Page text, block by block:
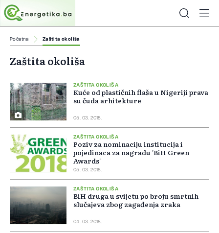
Početna Zaštita okoliša
Zaštita okoliša
ZAŠTITA OKOLIŠA
Kuće od plastičnih flaša u Nigeriji prava
su čuda arhitekture
05. 03. 2018.
ZAŠTITA OKOLIŠA
Poziv za nominaciju institucija i
pojedinaca za nagradu 'BiH Green
Awards'
05. 03. 2018.
ZAŠTITA OKOLIŠA
BiH druga u svijetu po broju smrtnih
slučajeva zbog zagađenja zraka
04. 03. 2018.